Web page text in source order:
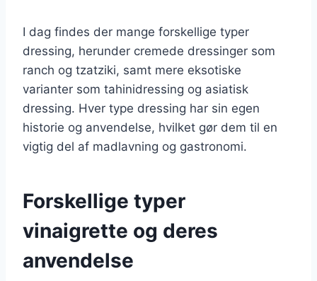
I dag findes der mange forskellige typer
dressing, herunder cremede dressinger som
ranch og tzatziki, samt mere eksotiske
varianter som tahinidressing og asiatisk
dressing. Hver type dressing har sin egen
historie og anvendelse, hvilket gør dem til en
vigtig del af madlavning og gastronomi.
Forskellige typer
vinaigrette og deres
anvendelse